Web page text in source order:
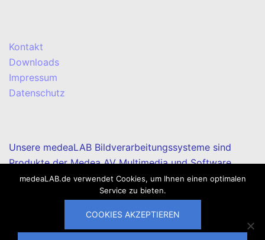
Kontakt
Downloads
Impressum
Datenschutz
Unsere medeaLAB Bildverarbeitungssysteme sind
Produkte der Medea AV Multimedia und Software
GmbH.
medeaLAB.de verwendet Cookies, um Ihnen einen optimalen
Service zu bieten.
COOKIES AKZEPTIEREN